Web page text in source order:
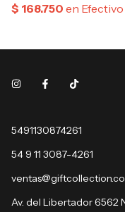
5491130874261
54 9 11 3087-4261
Av. del Libertador 6562